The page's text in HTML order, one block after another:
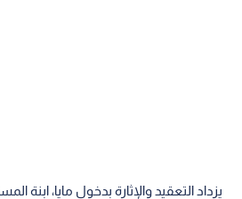
يزداد التعقيد والإثارة بدخول مايا، ابنة